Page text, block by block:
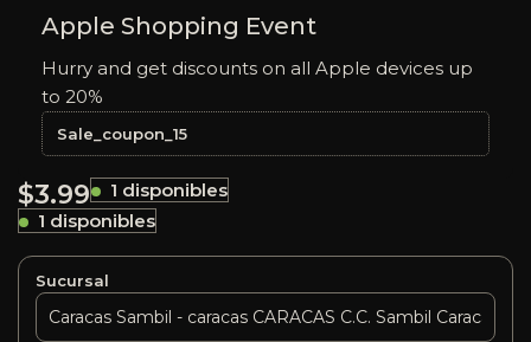
Apple Shopping Event
Hurry and get discounts on all Apple devices up
to 20%
Sale_coupon_15
$3.99
1 disponibles
1 disponibles
Sucursal